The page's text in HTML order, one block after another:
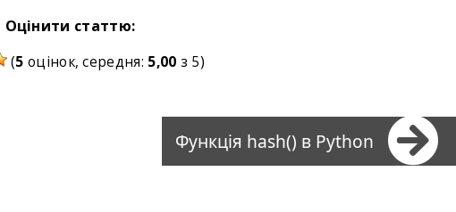
Оцінити статтю:
(5 оцінок, середня: 5,00 з 5)
Функція hash() в Python